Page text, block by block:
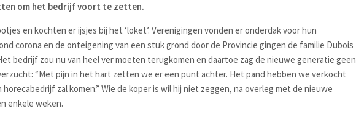
om het bedrijf voort te zetten.
en kochten er ijsjes bij het ‘loket’. Verenigingen vonden er onderdak voor hun
corona en de onteigening van een stuk grond door de Provincie gingen de familie Dubois
bedrijf zou nu van heel ver moeten terugkomen en daartoe zag de nieuwe generatie geen
“Met pijn in het hart zetten we er een punt achter. Het pand hebben we verkocht
zal komen.” Wie de koper is wil hij niet zeggen, na overleg met de nieuwe
enkele weken.